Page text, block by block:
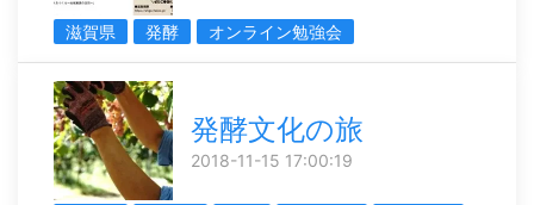
滋賀県 発酵 オンライン勉強会
発酵文化の旅
2018-11-15 17:00:19